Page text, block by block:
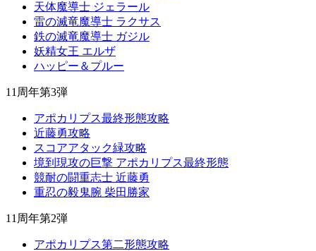
天体魔導士 ジェラール
雷の滅竜魔導士 ラクサス
鉄の滅竜魔導士 ガジル
妖精女王 エルザ
ハッピー＆プルー
11周年第3弾
アポカリプス最終形態攻略
近藤勇攻略
スコアアタック緑攻略
境到現攻の巨撃 アポカリプス最終形態
競耐の闘重志士 近藤勇
重忍の毅鬼腕 柴田勝家
11周年第2弾
アポカリプス第二形態攻略